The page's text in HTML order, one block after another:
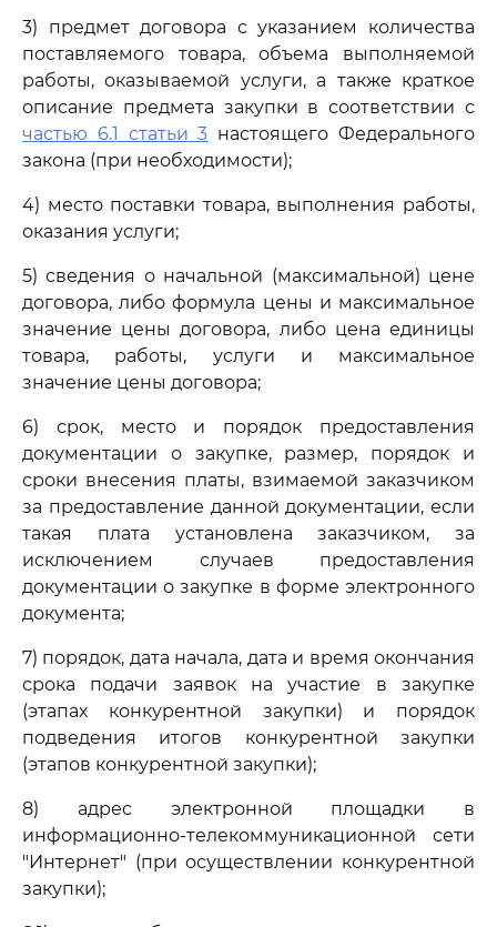
3) предмет договора с указанием количества
поставляемого товара, объема выполняемой
работы, оказываемой услуги, а также краткое
описание предмета закупки в соответствии с
частью 6.1 статьи 3 настоящего Федерального
закона (при необходимости);
4) место поставки товара, выполнения работы,
оказания услуги;
5) сведения о начальной (максимальной) цене
договора, либо формула цены и максимальное
значение цены договора, либо цена единицы
товара, работы, услуги и максимальное
значение цены договора;
6) срок, место и порядок предоставления
документации о закупке, размер, порядок и
сроки внесения платы, взимаемой заказчиком
за предоставление данной документации, если
такая плата установлена заказчиком, за
исключением случаев предоставления
документации о закупке в форме электронного
документа;
7) порядок, дата начала, дата и время окончания
срока подачи заявок на участие в закупке
(этапах конкурентной закупки) и порядок
подведения итогов конкурентной закупки
(этапов конкурентной закупки);
8) адрес электронной площадки в
информационно-телекоммуникационной сети
"Интернет" (при осуществлении конкурентной
закупки);